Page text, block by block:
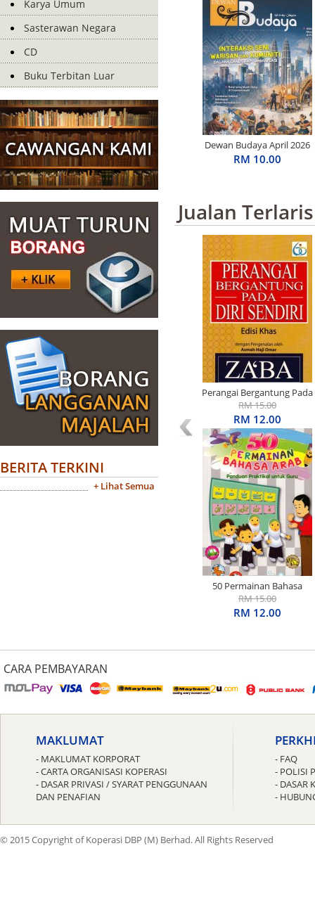
Karya Umum
Sasterawan Negara
CD
Buku Terbitan Luar
BERITA TERKINI
+ Lihat Semua
Dewan Budaya April 2026
RM 10.00
Jualan Terlaris
Perangai Bergantung Pada
Diri Sendiri Edisi Khas
RM 15.00
RM 12.00
50 Permainan Bahasa
Arab: Panduan Praktikal
untuk Guru
RM 15.00
RM 12.00
CARA PEMBAYARAN
MAKLUMAT
- MAKLUMAT KORPORAT
- CARTA ORGANISASI KOPERASI
- DASAR PRIVASI / SYARAT PENGGUNAAN
DAN PENAFIAN
- FAQ
- POLISI
- DASAR
-
© 2015 Copyright of Koperasi DBP (M) Berhad. All Rights Reserved